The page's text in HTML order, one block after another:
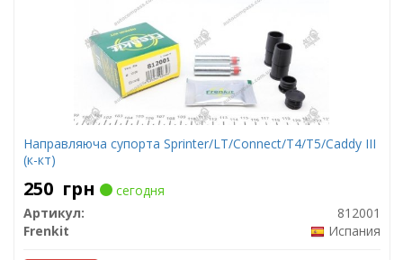
Направляюча супорта Sprinter/LT/Connect/T4/T5/Caddy III
(к-кт)
250 грн
сегодня
Артикул:
812001
Frenkit
Испания